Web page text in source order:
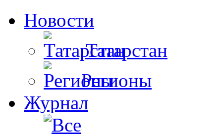
Новости
Татарстан
Регионы
Журнал